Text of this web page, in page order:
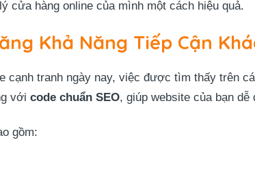
cửa hàng online của mình một cách hiệu quả.
Khả Năng Tiếp Cận
cạnh tranh ngày nay, việc được tìm thấy trên
với code chuẩn SEO, giúp website của bạn
gồm: